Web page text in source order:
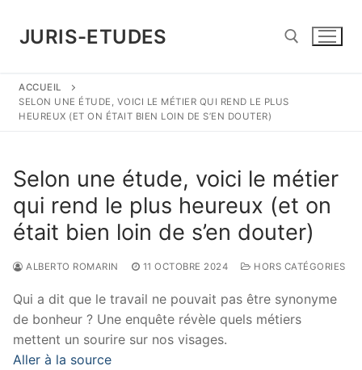
contenu
JURIS-ETUDES
ACCUEIL
SELON UNE ÉTUDE, VOICI LE MÉTIER QUI REND LE PLUS
HEUREUX (ET ON ÉTAIT BIEN LOIN DE S’EN DOUTER)
Selon une étude, voici le métier
qui rend le plus heureux (et on
était bien loin de s’en douter)
ALBERTO ROMARIN 11 OCTOBRE 2024 HORS CATÉGORIES
Qui a dit que le travail ne pouvait pas être synonyme
de bonheur ? Une enquête révèle quels métiers
mettent un sourire sur nos visages.
Aller à la source